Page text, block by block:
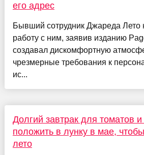
его адрес
Бывший сотрудник Джареда Лето
работу с ним, заявив изданию
создавал дискомфортную
чрезмерные требования к
ис...
Долгий завтрак для томатов
положить в лунку в мае,
лето